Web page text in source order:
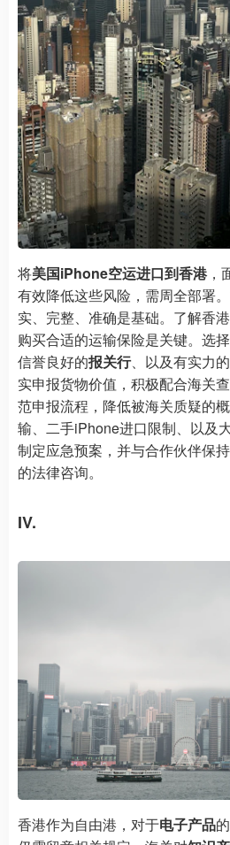
将美国iPhone空运进口到香港，
有效降低这些风险，需周全部署
实、完整、准确是基础。了解香港
购买合适的运输保险是关键。选
信誉良好的报关行、以及有实力的
实申报货物价值，积极配合海关
范申报流程，降低被海关质疑的
输、二手iPhone进口限制、以及
制定应急预案，并与合作伙伴保
的法律咨询。
IV.
香港作为自由港，对于电子产品